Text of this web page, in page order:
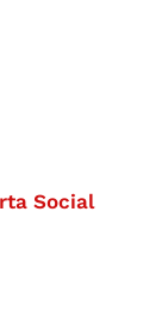
Social